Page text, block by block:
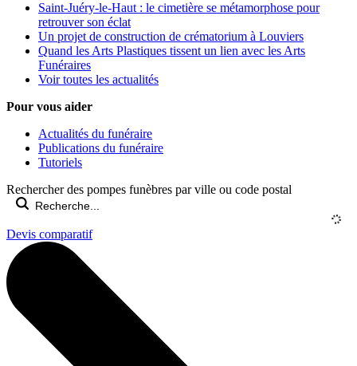
Saint-Juéry-le-Haut : le cimetière se métamorphose pour
retrouver son éclat
Un projet de construction de crématorium à Louviers
Quand les Arts Plastiques tissent un lien avec les Arts
Funéraires
Voir toutes les actualités
Pour vous aider
Actualités du funéraire
Publications du funéraire
Tutoriels
Rechercher des pompes funèbres par ville ou code postal
Devis comparatif